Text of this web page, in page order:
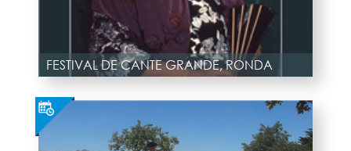
FESTIVAL DE CANTE GRANDE, RONDA